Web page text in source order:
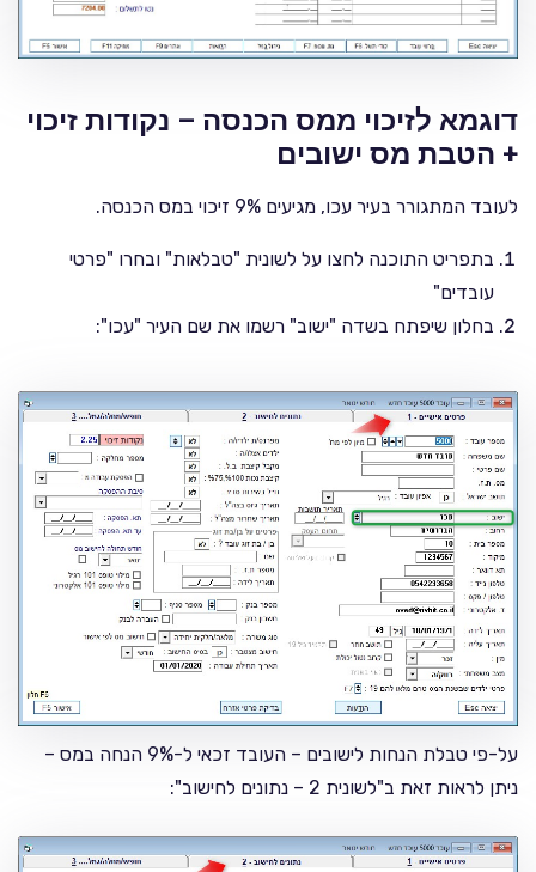
דוגמא לזיכוי ממס הכנסה – נקודות זיכוי
+ הטבת מס ישובים
לעובד המתגורר בעיר עכו, מגיעים 9% זיכוי במס הכנסה.
בתפריט התוכנה לחצו על לשונית "טבלאות" ובחרו "פרטי
עובדים"
בחלון שיפתח בשדה "ישוב" רשמו את שם העיר "עכו":
על-פי טבלת הנחות לישובים – העובד זכאי ל-9% הנחה במס –
ניתן לראות זאת ב"לשונית 2 – נתונים לחישוב":